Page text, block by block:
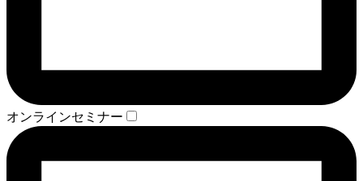
オンラインセミナー